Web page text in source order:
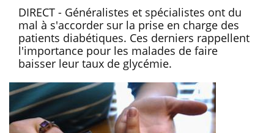
DIRECT - Généralistes et spécialistes ont du
mal à s'accorder sur la prise en charge des
patients diabétiques. Ces derniers rappellent
l'importance pour les malades de faire
baisser leur taux de glycémie.